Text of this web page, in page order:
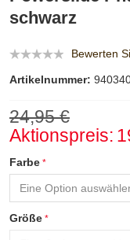
schwarz
Bewerten
Artikelnummer:
24,95 €
Aktionspreis:
Farbe
Größe